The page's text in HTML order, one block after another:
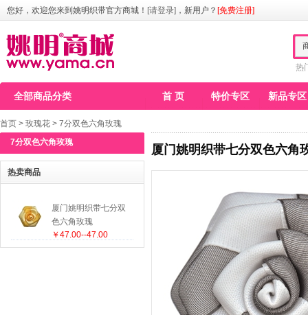
您好，欢迎您来到姚明织带官方商城！ [请登录] ，新用户？ [免费注册]
热
全部商品分类 首 页 特价专区 新品专区
首页 > 玫瑰花 > 7分双色六角玫瑰
厦门姚明织带七分双色六角
7分双色六角玫瑰
热卖商品
厦门姚明织带七分双
色六角玫瑰
￥47.00--47.00